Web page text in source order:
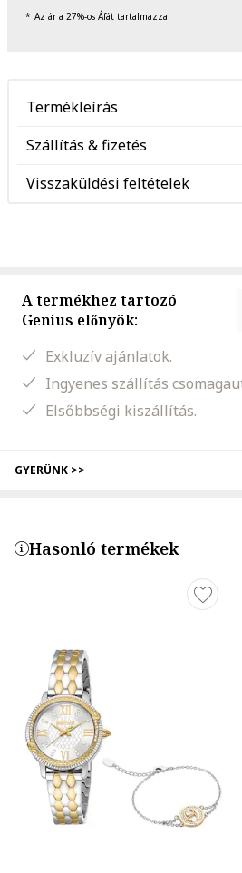
Az ár a 27%-os Áfát tartalmazza
Termékleírás
Szállítás & fizetés
Visszaküldési feltételek
A termékhez tartozó
Genius előnyök:
Exkluzív ajánlatok.
Ingyenes szállítás
Elsőbbségi kiszállítás.
GYERÜNK >>
Hasonló termékek